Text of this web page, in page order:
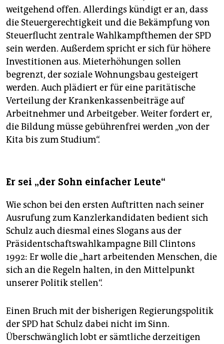
weitgehend offen. Allerdings kündigt er an, dass
die Steuergerechtigkeit und die Bekämpfung von
Steuerflucht zentrale Wahlkampf­themen der SPD
sein werden. Außerdem spricht er sich für höhere
Investitionen aus. Miet­erhöhungen sollen
begrenzt, der soziale Wohnungsbau gesteigert
werden. Auch plädiert er für eine paritätische
Verteilung der Krankenkassenbeiträge auf
Arbeitnehmer und Arbeitgeber. Weiter fordert er,
die Bildung müsse gebührenfrei werden „von der
Kita bis zum Studium“.
Er sei „der Sohn einfacher Leute“
Wie schon bei den ersten Auftritten nach seiner
Ausrufung zum Kanzlerkandidaten bedient sich
Schulz auch diesmal eines Slogans aus der
Präsidentschaftswahlkampagne Bill Clintons
1992: Er wolle die „hart arbeitenden Menschen, die
sich an die Regeln halten, in den Mittelpunkt
unserer Politik stellen“.
Einen Bruch mit der bisherigen Regierungspolitik
der SPD hat Schulz dabei nicht im Sinn.
Überschwänglich lobt er sämtliche derzeitigen